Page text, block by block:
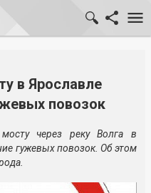
в Ярославле
повозок
через реку Волга в
гужевых повозок. Об этом